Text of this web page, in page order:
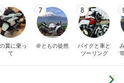
翼に乗っ
て
7
＠ともの徒然
8
バイクと車と
ツーリング